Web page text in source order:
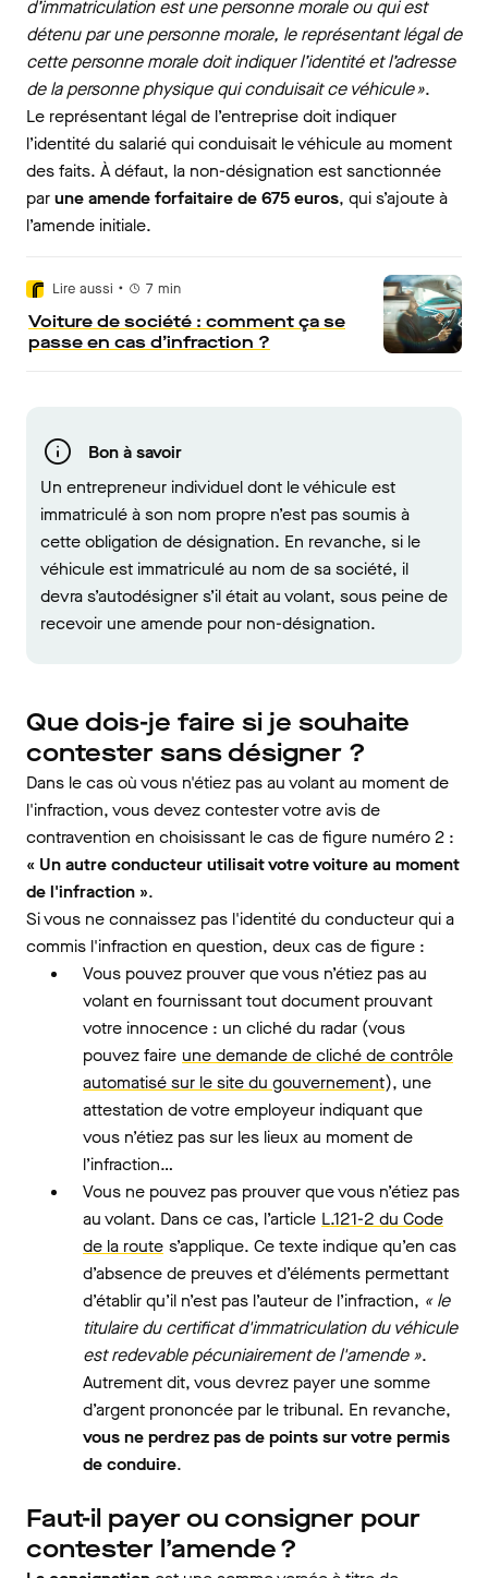
d’immatriculation est une personne morale ou qui est
détenu par une personne morale, le représentant légal de
cette personne morale doit indiquer l’identité et l’adresse
de la personne physique qui conduisait ce véhicule ».
Le représentant légal de l’entreprise doit indiquer
l’identité du salarié qui conduisait le véhicule au moment
des faits. À défaut, la non-désignation est sanctionnée
parune amende forfaitaire de 675 euros, qui s’ajoute à
l’amende initiale.
Lire aussi • 7 min
Voiture de société : comment ça se
passe en cas d’infraction ?
Bon à savoir
Un entrepreneur individuel dont le véhicule est
immatriculé à son nom propre n’est pas soumis à
cette obligation de désignation. En revanche, si le
véhicule est immatriculé au nom de sa société, il
devra s’autodésigner s’il était au volant, sous peine de
recevoir une amende pour non-désignation.
Que dois-je faire si je souhaite
contester sans désigner ?
Dans le cas où vous n'étiez pas au volant au moment de
l'infraction, vous devez contester votre avis de
contravention en choisissant le cas de figure numéro 2 :
« Un autre conducteur utilisait votre voiture au moment
de l'infraction ».
Si vous ne connaissez pas l'identité du conducteur qui a
commis l'infraction en question, deux cas de figure :
Vous pouvez prouver que vous n’étiez pas au
volant en fournissant tout document prouvant
votre innocence : un cliché du radar (vous
pouvez faire une demande de cliché de contrôle
automatisé sur le site du gouvernement), une
attestation de votre employeur indiquant que
vous n’étiez pas sur les lieux au moment de
l’infraction…
Vous ne pouvez pas prouver que vous n’étiez pas
au volant. Dans ce cas, l’article L.121-2 du Code
de la route s’applique. Ce texte indique qu’en cas
d’absence de preuves et d’éléments permettant
d’établir qu’il n’est pas l’auteur de l’infraction, « le
titulaire du certificat d'immatriculation du véhicule
est redevable pécuniairement de l'amende ».
Autrement dit, vous devrez payer une somme
d’argent prononcée par le tribunal. En revanche,
vous ne perdrez pas de points sur votre permis
de conduire.
Faut-il payer ou consigner pour
contester l’amende ?